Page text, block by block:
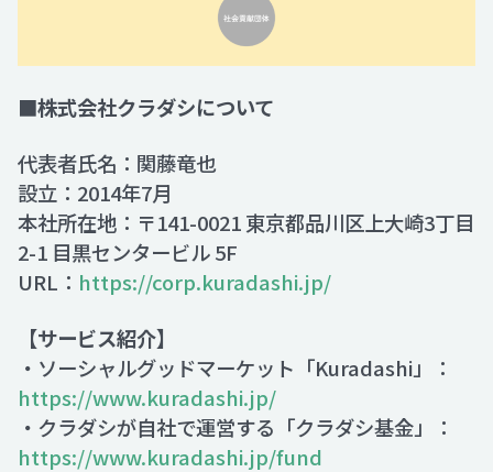
■株式会社クラダシについて
代表者氏名：関藤竜也
設立：2014年7月
本社所在地：〒141-0021 東京都品川区上大崎3丁目
2-1 目黒センタービル 5F
URL： https://corp.kuradashi.jp/
【サービス紹介】
・ソーシャルグッドマーケット「Kuradashi」：
https://www.kuradashi.jp/
・クラダシが自社で運営する「クラダシ基金」：
https://www.kuradashi.jp/fund